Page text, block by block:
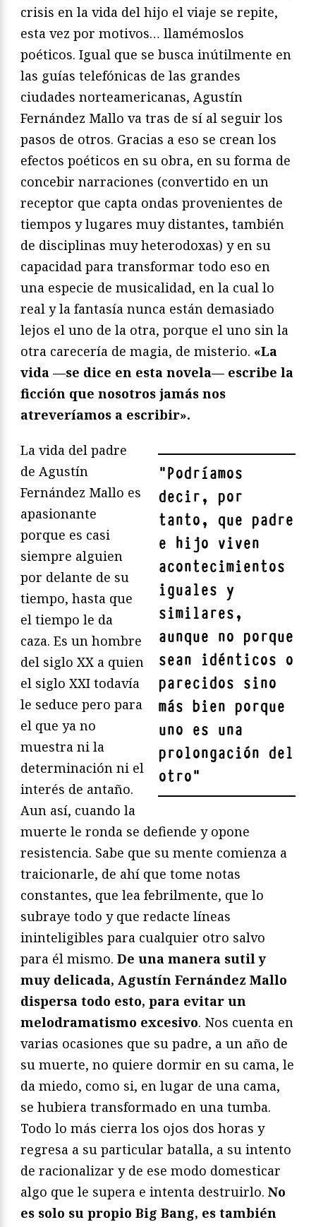
crisis en la vida del hijo el viaje se repite,
esta vez por motivos… llamémoslos
poéticos. Igual que se busca inútilmente en
las guías telefónicas de las grandes
ciudades norteamericanas, Agustín
Fernández Mallo va tras de sí al seguir los
pasos de otros. Gracias a eso se crean los
efectos poéticos en su obra, en su forma de
concebir narraciones (convertido en un
receptor que capta ondas provenientes de
tiempos y lugares muy distantes, también
de disciplinas muy heterodoxas) y en su
capacidad para transformar todo eso en
una especie de musicalidad, en la cual lo
real y la fantasía nunca están demasiado
lejos el uno de la otra, porque el uno sin la
otra carecería de magia, de misterio. «La
vida —se dice en esta novela— escribe la
ficción que nosotros jamás nos
atreveríamos a escribir».
"Podríamos
decir, por
tanto, que padre
e hijo viven
acontecimientos
iguales y
similares,
aunque no porque
sean idénticos o
parecidos sino
más bien porque
uno es una
prolongación del
otro"
La vida del padre
de Agustín
Fernández Mallo es
apasionante
porque es casi
siempre alguien
por delante de su
tiempo, hasta que
el tiempo le da
caza. Es un hombre
del siglo XX a quien
el siglo XXI todavía
le seduce pero para
el que ya no
muestra ni la
determinación ni el
interés de antaño.
Aun así, cuando la
muerte le ronda se defiende y opone
resistencia. Sabe que su mente comienza a
traicionarle, de ahí que tome notas
constantes, que lea febrilmente, que lo
subraye todo y que redacte líneas
ininteligibles para cualquier otro salvo
para él mismo. De una manera sutil y
muy delicada, Agustín Fernández Mallo
dispersa todo esto, para evitar un
melodramatismo excesivo. Nos cuenta en
varias ocasiones que su padre, a un año de
su muerte, no quiere dormir en su cama, le
da miedo, como si, en lugar de una cama,
se hubiera transformado en una tumba.
Todo lo más cierra los ojos dos horas y
regresa a su particular batalla, a su intento
de racionalizar y de ese modo domesticar
algo que le supera e intenta destruirlo. No
es solo su propio Big Bang, es también